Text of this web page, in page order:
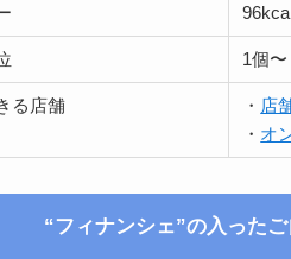
1個〜
る店舗 ・ 店
・ オ
“フィナンシェ”の入った